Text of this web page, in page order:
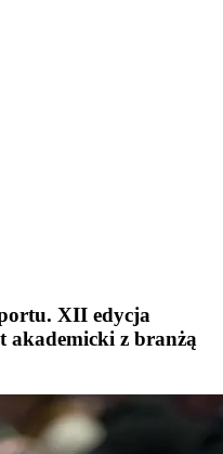
XII edycja
akademicki z branżą